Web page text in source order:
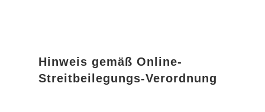
Hinweis gemäß Online-
Streitbeilegungs-Verordnung